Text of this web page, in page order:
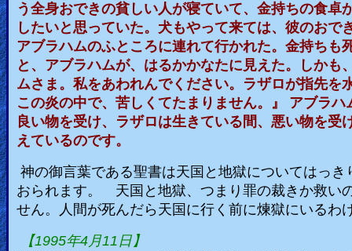
Godly
Movies
🎞
CBN
Videos
🎞
Kids
う全身おできの貧しい人が寝ていて、金持ちの食卓
したいと思っていた。犬もやって来ては、彼のお
アブラハムのふところに連れて行かれた。金持ち
と、アブラハムが、はるかかなたに見えた。しか
ムさま。私をあわれんでください。ラザロが指先
この炎の中で、苦しくてたまりません。』 アブラ
良い物を受け、ラザロは生きている間、悪い物を
えているのです。
神の御言葉である聖書は天国と地獄についてはっ
おられます。 天国と地獄、つまり罪の裁きか救い
せん。人間が死んだら天国に行く前に煉獄にいる
【1995年4月11 日】